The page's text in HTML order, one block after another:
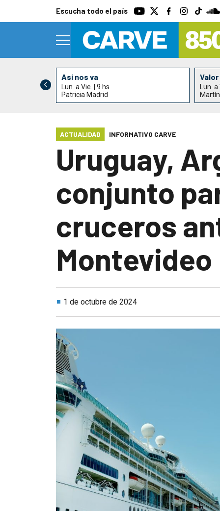
Escucha todo el país
Así nos va
Lun. a Vie. | 9 hs
Patricia Madrid
Lun.
ACTUALIDAD INFORMATIVO CARVE
Uruguay,
conjunto
cruceros
Montevideo
1 de octubre de 2024